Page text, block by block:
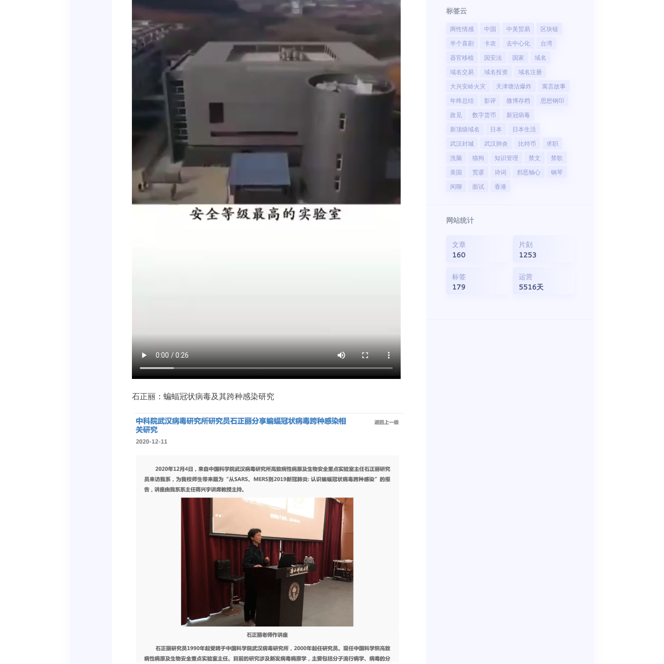
石正丽：蝙蝠冠状病毒及其跨种感染研究
标签云
两性情感 中国 中美贸易
区块链
半个喜剧
卡农 去中心化
台湾
器官移植
国安法 国家
域名
域名交易
域名投资
域名注册
大兴安岭火灾
天津塘沽爆炸
寓言故事
年终总结
影评 微博存档
思想钢印
政见
数字货币
新冠病毒
新顶级域名
日本
日本生活
武汉封城
武汉肺炎 比特币
求职
洗脑
猫狗 知识管理 禁文
禁歌
美国
荒谬 诗词 邪恶轴心
钢琴
闲聊
面试 香港
网站统计
文章
160
片刻
1253
标签
179
运营
5516天